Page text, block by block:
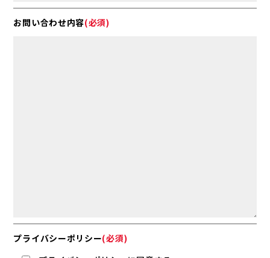
お問い合わせ内容(必須)
プライバシーポリシー(必須)